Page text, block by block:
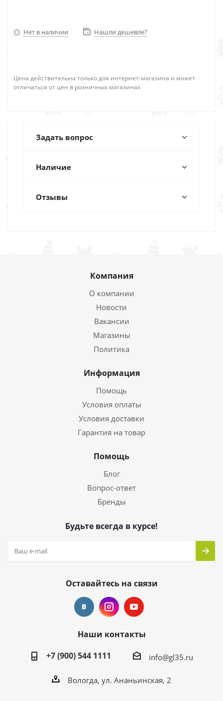
Нет в наличии Нашли дешевле?
Цена действительна только для интернет-магазина и может
отличаться от цен в розничных магазинах
Задать вопрос
Наличие
Отзывы
Компания
О компании
Новости
Вакансии
Магазины
Политика
Информация
Помощь
Условия оплаты
Условия доставки
Гарантия на товар
Помощь
Блог
Вопрос-ответ
Бренды
Будьте всегда в курсе!
Оставайтесь на связи
Наши контакты
+7 (900) 544 1111
info@gl35.ru
Вологда, ул. Ананьинская, 2